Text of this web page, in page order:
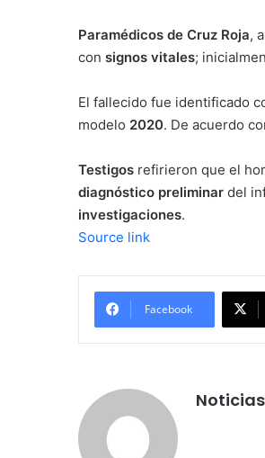
Paramédicos de Cruz Roja,
con signos vitales;
El fallecido fue identificado
modelo 2020. De acuerdo
Testigos refirieron que el
diagnóstico preliminar del
investigaciones.
Source link
Facebook